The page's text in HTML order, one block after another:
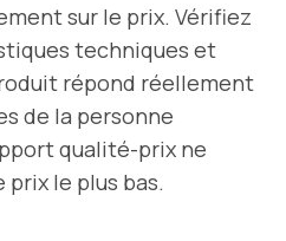
sur le prix. Vérifiez
techniques et
répond réellement
de la personne
qualité-prix ne
le plus bas.